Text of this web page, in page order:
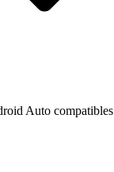
Auto compatibles